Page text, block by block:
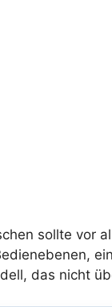
sollte vor
das nicht